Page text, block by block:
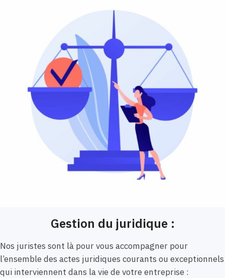
Gestion du juridique :
Nos juristes sont là pour vous accompagner pour
l’ensemble des actes juridiques courants ou exceptionnels
qui interviennent dans la vie de votre entreprise :